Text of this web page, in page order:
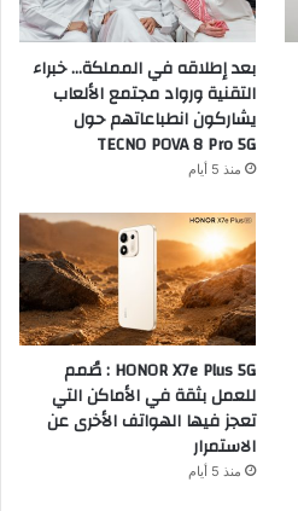
بعد إطلاقه في المملكة… خبراء
التقنية ورواد مجتمع الألعاب
يشاركون انطباعاتهم حول
TECNO POVA 8 Pro 5G
منذ 5 أيام
HONOR X7e Plus 5G : صُمم
للعمل بثقة في الأماكن التي
تعجز فيها الهواتف الأخرى عن
الاستمرار
منذ 5 أيام